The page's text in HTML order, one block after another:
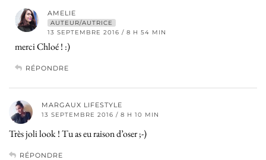
AMELIE
AUTEUR/AUTRICE
13 SEPTEMBRE 2016 / 8 H 54 MIN
merci Chloé ! :)
RÉPONDRE
MARGAUX LIFESTYLE
13 SEPTEMBRE 2016 / 8 H 10 MIN
Très joli look ! Tu as eu raison d’oser ;-)
RÉPONDRE